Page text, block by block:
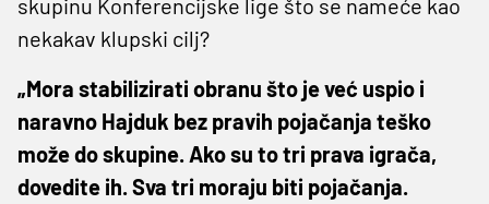
skupinu Konferencijske lige što se nameće kao
nekakav klupski cilj?
„Mora stabilizirati obranu što je već uspio i
naravno Hajduk bez pravih pojačanja teško
može do skupine. Ako su to tri prava igrača,
dovedite ih. Sva tri moraju biti pojačanja.